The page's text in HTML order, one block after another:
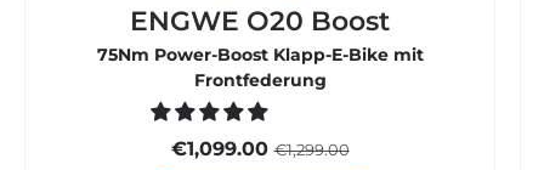
ENGWE O20 Boost
75Nm Power-Boost Klapp-E-Bike mit
Frontfederung
€1,099.00€1,299.00